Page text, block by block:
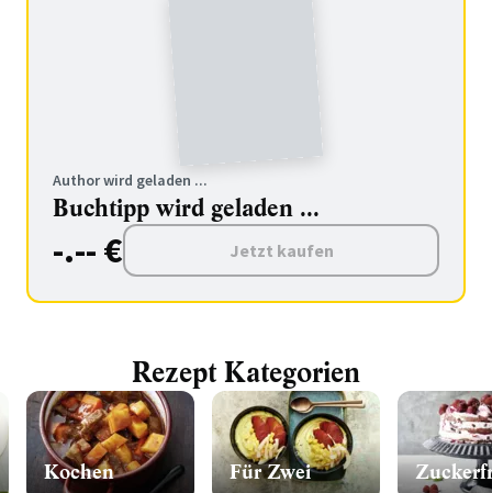
Author wird geladen ...
Buchtipp wird geladen ...
-.-- € Jetzt kaufen
Rezept Kategorien
Kochen Für Zwei